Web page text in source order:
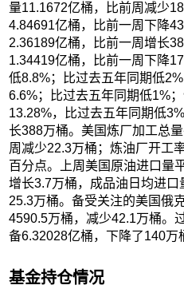
量11.1672亿桶，比前周减少
4.84691亿桶，比前一周下降
2.36189亿桶，比前一周增长
1.34419亿桶，比前一周下降
低8.8%；比过去五年同期低
6.6%；比过去五年同期低1%
13.28%，比过去五年同期低
长388万桶。美国炼厂加工总
周减少22.3万桶；炼油厂开工
百分点。上周美国原油进口量
增长3.7万桶，成品油日均进
25.3万桶。备受关注的美国俄
4590.5万桶，减少42.1万桶。
备6.32028亿桶，下降了140万
基金持仓情况